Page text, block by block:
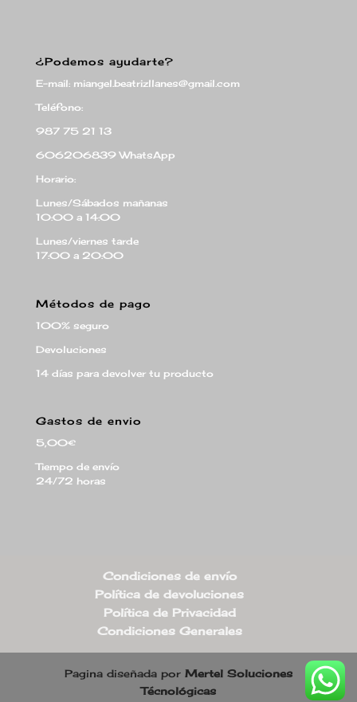
¿Podemos ayudarte?
E-mail: miangel.beatrizllanes@gmail.com
Teléfono:
987 75 21 13
606206839 WhatsApp
Horario:
Lunes/Sábados mañanas
10:00 a 14:00
Lunes/viernes tarde
17:00 a 20:00
Métodos de pago
100% seguro
Devoluciones
14 días para devolver tu producto
Gastos de envio
5,00€
Tiempo de envío
24/72 horas
Condiciones de envío
Política de devoluciones
Política de Privacidad
Condiciones Generales
Pagina diseñada por Mertel Soluciones
Técnológicas